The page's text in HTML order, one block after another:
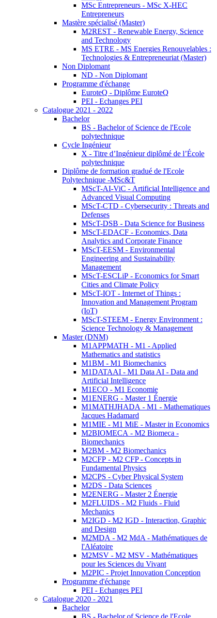
MSc Entrepreneurs - MSc X-HEC
Entrepreneurs
Mastère spécialisé (Master)
M2REST - Renewable Energy, Science
and Technology
MS ETRE - MS Energies Renouvelables :
Technologies & Entrepreneuriat (Master)
Non Diplomant
ND - Non Diplomant
Programme d'échange
EuroteQ - Diplôme EuroteQ
PEI - Echanges PEI
Catalogue 2021 - 2022
Bachelor
BS - Bachelor of Science de l'Ecole
polytechnique
Cycle Ingénieur
X - Titre d’Ingénieur diplômé de l’École
polytechnique
Diplôme de formation gradué de l'Ecole
Polytechnique -MSc&T
MScT-AI-ViC - Artificial Intelligence and
Advanced Visual Computing
MScT-CTD - Cybersecurity : Threats and
Defenses
MScT-DSB - Data Science for Business
MScT-EDACF - Economics, Data
Analytics and Corporate Finance
MScT-EESM - Environmental
Engineering and Sustainability
Management
MScT-ESCLiP - Economics for Smart
Cities and Climate Policy
MScT-IOT - Internet of Things :
Innovation and Management Program
(IoT)
MScT-STEEM - Energy Environment :
Science Technology & Management
Master (DNM)
M1APPMATH - M1 - Applied
Mathematics and statistics
M1BM - M1 Biomechanics
M1DATAAI - M1 Data AI - Data and
Artificial Intelligence
M1ECO - M1 Economie
M1ENERG - Master 1 Énergie
M1MATHJHADA - M1 - Mathematiques
Jacques Hadamard
M1MIE - M1 MiE - Master in Economics
M2BIOMECA - M2 Biomeca -
Biomechanics
M2BM - M2 Biomechanics
M2CFP - M2 CFP - Concepts in
Fundamental Physics
M2CPS - Cyber Physical System
M2DS - Data Sciences
M2ENERG - Master 2 Énergie
M2FLUIDS - M2 Fluids - Fluid
Mechanics
M2IGD - M2 IGD - Interaction, Graphic
and Design
M2MDA - M2 MdA - Mathématiques de
l'Aléatoire
M2MSV - M2 MSV - Mathématiques
pour les Sciences du Vivant
M2PIC - Projet Innovation Conception
Programme d'échange
PEI - Echanges PEI
Catalogue 2020 - 2021
Bachelor
BS - Bachelor of Science de l'Ecole